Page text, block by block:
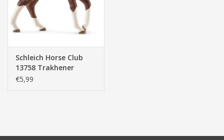
Baby & Peuter
Speelgoed & hobby
Cadeau & feest
Schleich Horse Club
13758 Trakhener
Veulen
€5,99